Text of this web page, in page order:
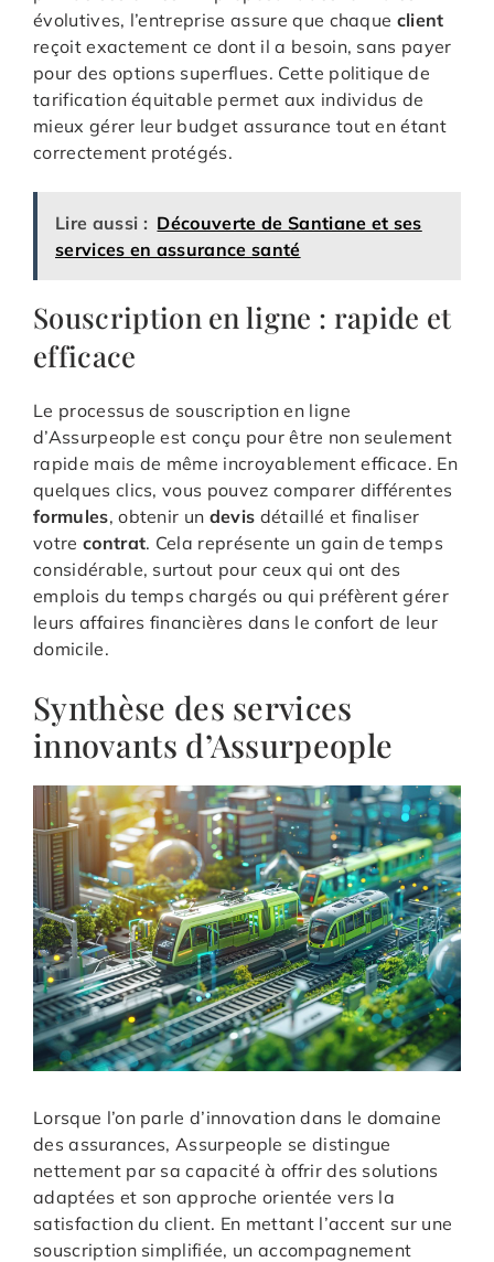
évolutives, l’entreprise assure que chaque client
reçoit exactement ce dont il a besoin, sans payer
pour des options superflues. Cette politique de
tarification équitable permet aux individus de
mieux gérer leur budget assurance tout en étant
correctement protégés.
Lire aussi : Découverte de Santiane et ses
services en assurance santé
Souscription en ligne : rapide et
efficace
Le processus de souscription en ligne
d’Assurpeople est conçu pour être non seulement
rapide mais de même incroyablement efficace. En
quelques clics, vous pouvez comparer différentes
formules, obtenir un devis détaillé et finaliser
votre contrat. Cela représente un gain de temps
considérable, surtout pour ceux qui ont des
emplois du temps chargés ou qui préfèrent gérer
leurs affaires financières dans le confort de leur
domicile.
Synthèse des services
innovants d’Assurpeople
Lorsque l’on parle d’innovation dans le domaine
des assurances, Assurpeople se distingue
nettement par sa capacité à offrir des solutions
adaptées et son approche orientée vers la
satisfaction du client. En mettant l’accent sur une
souscription simplifiée, un accompagnement